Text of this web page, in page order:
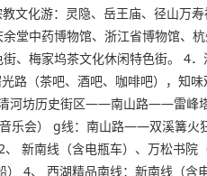
化游：灵隐、岳王庙、径山万
堂中药博物馆、浙江省博物馆
、梅家坞茶文化休闲特色街。
路（茶吧、酒吧、咖啡吧），知
河坊历史街区——南山路——雷
乐会） g线：南山路——双溪篝
新南线（含电瓶车）、万松书
4、 西湖精品南线：新南线（